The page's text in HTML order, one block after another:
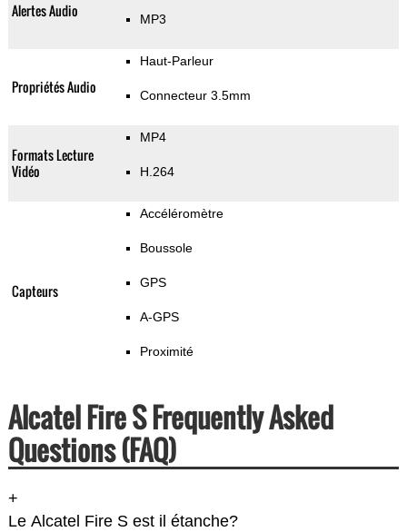
Alertes Audio MP3
Propriétés Audio
Haut-Parleur
Connecteur 3.5mm
Formats Lecture
Vidéo
MP4
H.264
Capteurs
Accéléromètre
Boussole
GPS
A-GPS
Proximité
Alcatel Fire S Frequently Asked
Questions (FAQ)
+
Le Alcatel Fire S est il étanche?